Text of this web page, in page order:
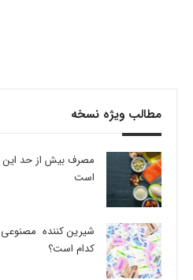
مطالب ویژه نسخه
است
شیرین کننده
کدام است؟